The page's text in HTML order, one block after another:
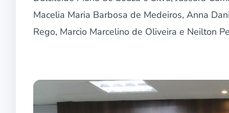
Macelia Maria Barbosa de Medeiros, Anna
Rego, Marcio Marcelino de Oliveira e Neilton